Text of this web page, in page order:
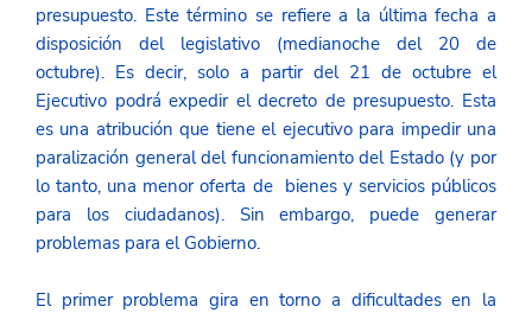
presupuesto. Este término se refiere a la última fecha a
disposición del legislativo (medianoche del 20 de
octubre). Es decir, solo a partir del 21 de octubre el
Ejecutivo podrá expedir el decreto de presupuesto. Esta
es una atribución que tiene el ejecutivo para impedir una
paralización general del funcionamiento del Estado (y por
lo tanto, una menor oferta de  bienes y servicios públicos
para los ciudadanos). Sin embargo, puede generar
problemas para el Gobierno.
El primer problema gira en torno a dificultades en la